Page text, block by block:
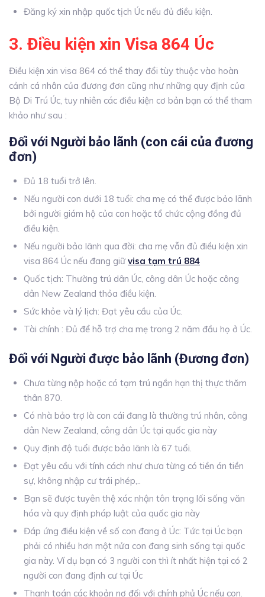
Đăng ký xin nhập quốc tịch Úc nếu đủ điều kiện.
3. Điều kiện xin Visa 864 Úc
Điều kiện xin visa 864 có thể thay đổi tùy thuộc vào hoàn
cảnh cá nhân của đương đơn cũng như những quy định của
Bộ Di Trú Úc, tuy nhiên các điều kiện cơ bản bạn có thể tham
khảo như sau :
Đối với Người bảo lãnh (con cái của đương
đơn)
Đủ 18 tuổi trở lên.
Nếu người con dưới 18 tuổi: cha mẹ có thể được bảo lãnh
bởi người giám hộ của con hoặc tổ chức cộng đồng đủ
điều kiện.
Nếu người bảo lãnh qua đời: cha mẹ vẫn đủ điều kiện xin
visa 864 Úc nếu đang giữvisa tạm trú 884
Quốc tịch: Thường trú dân Úc, công dân Úc hoặc công
dân New Zealand thỏa điều kiện.
Sức khỏe và lý lịch: Đạt yêu cầu của Úc.
Tài chính : Đủ để hỗ trợ cha mẹ trong 2 năm đầu họ ở Úc.
Đối với Người được bảo lãnh (Đương đơn)
Chưa từng nộp hoặc có tạm trú ngắn hạn thị thực thăm
thân 870.
Có nhà bảo trợ là con cái đang là thường trú nhân, công
dân New Zealand, công dân Úc tại quốc gia này
Quy định độ tuổi được bảo lãnh là 67 tuổi.
Đạt yêu cầu với tính cách như chưa từng có tiền án tiền
sự, không nhập cư trái phép,..
Bạn sẽ được tuyên thệ xác nhận tôn trọng lối sống văn
hóa và quy định pháp luật của quốc gia này
Đáp ứng điều kiện về số con đang ở Úc: Tức tại Úc bạn
phải có nhiều hơn một nửa con đang sinh sống tại quốc
gia này. Ví dụ bạn có 3 người con thì ít nhất hiện tại có 2
người con đang định cư tại Úc
Thanh toán các khoản nợ đối với chính phủ Úc nếu con.